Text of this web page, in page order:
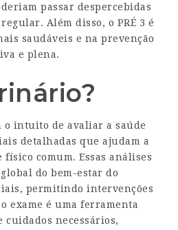
passar despercebidas
Além disso, o PRÉ 3 é
saudáveis e na prevenção
e plena.
o intuito de avaliar a saúde
detalhadas que ajudam a
comum. Essas análises
do bem-estar do
permitindo intervenções
exame é uma ferramenta
necessários,